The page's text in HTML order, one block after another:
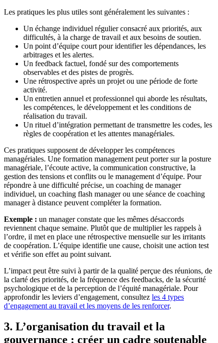
Les pratiques les plus utiles sont généralement les suivantes :
Un échange individuel régulier consacré aux priorités, aux
difficultés, à la charge de travail et aux besoins de soutien.
Un point d’équipe court pour identifier les dépendances, les
arbitrages et les alertes.
Un feedback factuel, fondé sur des comportements
observables et des pistes de progrès.
Une rétrospective après un projet ou une période de forte
activité.
Un entretien annuel et professionnel qui aborde les résultats,
les compétences, le développement et les conditions de
réalisation du travail.
Un rituel d’intégration permettant de transmettre les codes, les
règles de coopération et les attentes managériales.
Ces pratiques supposent de développer les compétences
managériales. Une formation management peut porter sur la posture
managériale, l’écoute active, la communication constructive, la
gestion des tensions et conflits ou le management d’équipe. Pour
répondre à une difficulté précise, un coaching de manager
individuel, un coaching flash manager ou une séance de coaching
manager à distance peuvent compléter la formation.
Exemple : un manager constate que les mêmes désaccords
reviennent chaque semaine. Plutôt que de multiplier les rappels à
l’ordre, il met en place une rétrospective mensuelle sur les irritants
de coopération. L’équipe identifie une cause, choisit une action test
et vérifie son effet au point suivant.
L’impact peut être suivi à partir de la qualité perçue des réunions, de
la clarté des priorités, de la fréquence des feedbacks, de la sécurité
psychologique et de la perception de l’équité managériale. Pour
approfondir les leviers d’engagement, consultez les 4 types
d’engagement au travail et les moyens de les renforcer.
3. L’organisation du travail et la
gouvernance : créer un cadre soutenable